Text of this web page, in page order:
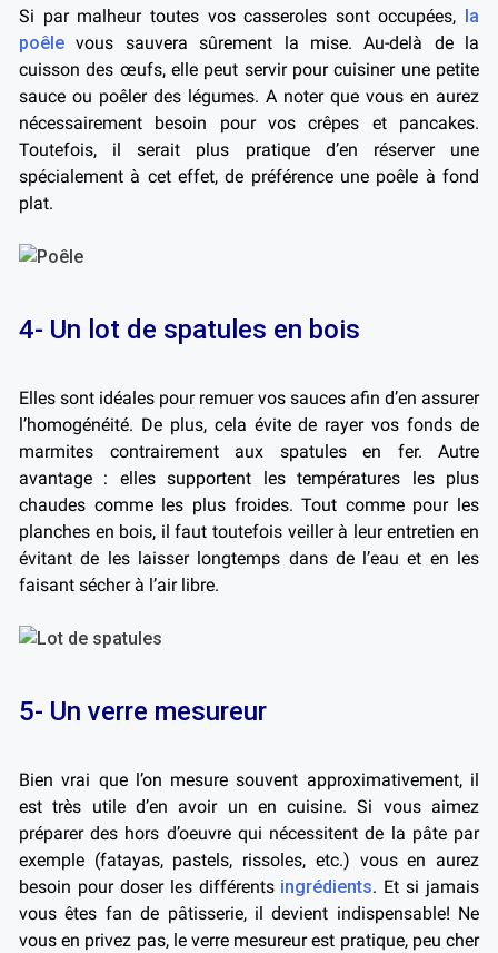
Si par malheur toutes vos casseroles sont occupées, la
poêle vous sauvera sûrement la mise. Au-delà de la
cuisson des œufs, elle peut servir pour cuisiner une petite
sauce ou poêler des légumes. A noter que vous en aurez
nécessairement besoin pour vos crêpes et pancakes.
Toutefois, il serait plus pratique d’en réserver une
spécialement à cet effet, de préférence une poêle à fond
plat.
4- Un lot de spatules en bois
Elles sont idéales pour remuer vos sauces afin d’en assurer
l’homogénéité. De plus, cela évite de rayer vos fonds de
marmites contrairement aux spatules en fer. Autre
avantage : elles supportent les températures les plus
chaudes comme les plus froides. Tout comme pour les
planches en bois, il faut toutefois veiller à leur entretien en
évitant de les laisser longtemps dans de l’eau et en les
faisant sécher à l’air libre.
5- Un verre mesureur
Bien vrai que l’on mesure souvent approximativement, il
est très utile d’en avoir un en cuisine. Si vous aimez
préparer des hors d’oeuvre qui nécessitent de la pâte par
exemple (fatayas, pastels, rissoles, etc.) vous en aurez
besoin pour doser les différents ingrédients. Et si jamais
vous êtes fan de pâtisserie, il devient indispensable! Ne
vous en privez pas, le verre mesureur est pratique, peu cher